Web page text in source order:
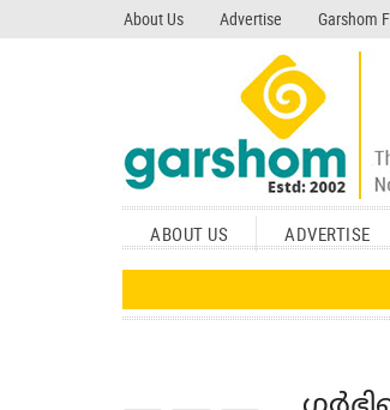
About Us Advertise Garshom
garshom.com
ABOUT US ADVERTISE